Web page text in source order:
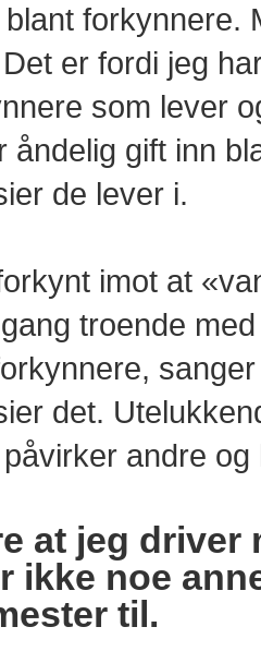
forkynnere.
er fordi jeg
som lever
åndelig gift inn
de lever i.
imot at
troende
det.
andre
at jeg driver
ikke noe
til.